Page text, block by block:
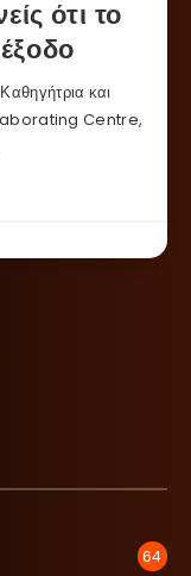
ότι το
και
Centre,
64